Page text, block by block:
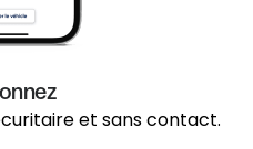
et sans contact.